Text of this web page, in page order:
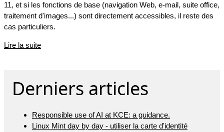
11, et si les fonctions de base (navigation Web, e-mail, suite office,
traitement d'images...) sont directement accessibles, il reste des
cas particuliers.
Lire la suite
Derniers articles
Responsible use of AI at KCE: a guidance.
Linux Mint day by day - utiliser la carte d'identité